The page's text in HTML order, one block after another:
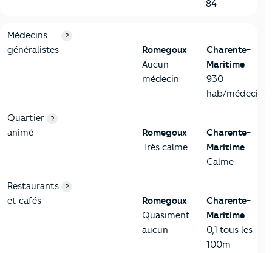
84
5-Commerces
Critères Romegoux
Médecins
généralistes
?
Romegoux
Aucun
médecin
Charente-
Maritime
930
hab/médecin
Quartier
animé
?
Romegoux
Très calme
Charente-
Maritime
Calme
Restaurants
et cafés
?
Romegoux
Quasiment
aucun
Charente-
Maritime
0,1 tous les
100m